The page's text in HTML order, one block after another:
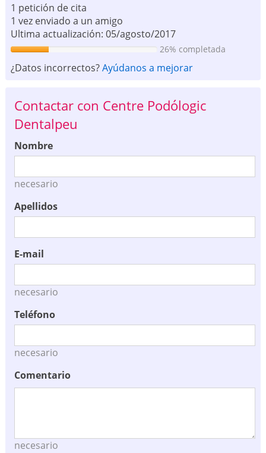
1 petición de cita
1 vez enviado a un amigo
Ultima actualización: 05/agosto/2017
26% completada
¿Datos incorrectos?Ayúdanos a mejorar
Contactar con Centre Podólogic
Dentalpeu
Nombre
necesario
Apellidos
E-mail
necesario
Teléfono
necesario
Comentario
necesario